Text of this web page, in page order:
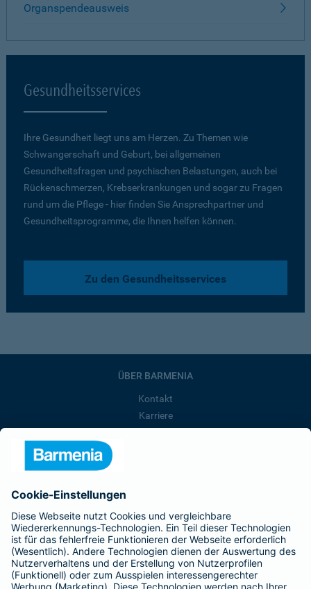
Organspendeausweis
Gesundheitsservices
Ihre Gesundheit liegt uns am Herzen. Zu Themen wie
Schwangerschaft und Geburt, bei allgemeinen
Gesundheitsfragen und psychischen Belastungen, auch bei
Rückenschmerzen, Krebserkrankungen und sogar zu Fragen
rund um die Pflege - hier finden Sie Ansprechpartner und
Gesundheitsprogramme, die Ihnen helfen können.
Zu den Gesundheitsservices
ÜBER BARMENIA
Kontakt
Karriere
Barmenia ist Teil der BarmeniaGothaer
BELIEBTE SEITEN
Kranken-Zusatzversicherung
Tierversicherungen
Haftpflichtversicherung